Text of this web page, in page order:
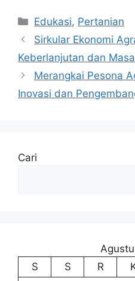
Kategori
Edukasi, Pertanian
Sirkular Ekonomi
Keberlanjutan dan
Merangkai Pesona
Inovasi dan
Cari
S
S R